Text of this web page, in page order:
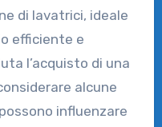
di lavatrici, ideale
efficiente e
l’acquisto di una
alcune
influenzare